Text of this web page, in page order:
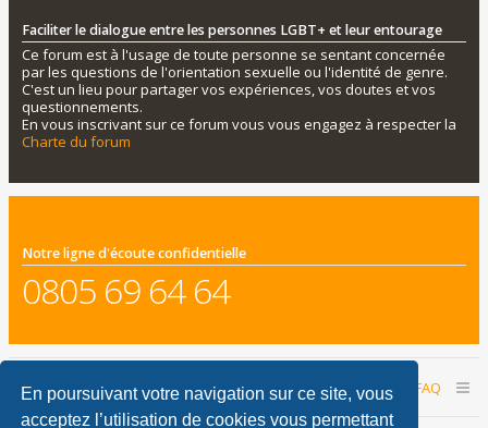
En poursuivant votre navigation sur ce site, vous
acceptez l’utilisation de cookies vous permettant
Faciliter le dialogue entre les personnes LGBT+ et leur entourage
Ce forum est à l'usage de toute personne se sentant concernée
par les questions de l'orientation sexuelle ou l'identité de genre.
C'est un lieu pour partager vos expériences, vos doutes et vos
questionnements.
En vous inscrivant sur ce forum vous vous engagez à respecter la
Charte du forum
Notre ligne d'écoute confidentielle
0805 69 64 64
Accueil du forum FAQ
Nous contacter